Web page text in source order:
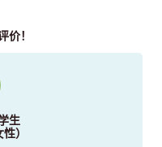
价！
生
）